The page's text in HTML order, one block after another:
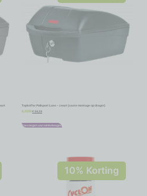
Topkoffer Polisport Luxe – zwart (vaste montage op drager)
€ 37,99 € 34,19
Toevoegen aan winkelwagen
10% Korting